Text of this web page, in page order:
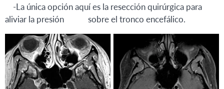
-La única opción aquí es la resección quirúrgica para
aliviar la presión sobre el tronco encefálico.